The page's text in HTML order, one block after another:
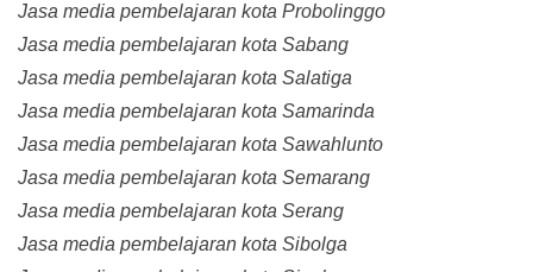
Jasa media pembelajaran kota Probolinggo
Jasa media pembelajaran kota Sabang
Jasa media pembelajaran kota Salatiga
Jasa media pembelajaran kota Samarinda
Jasa media pembelajaran kota Sawahlunto
Jasa media pembelajaran kota Semarang
Jasa media pembelajaran kota Serang
Jasa media pembelajaran kota Sibolga